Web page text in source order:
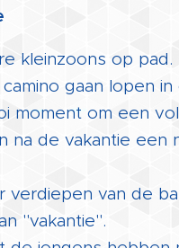
kleinzoons op
gaan lopen in
moment om een
na de vakantie een
van de
"vakantie".